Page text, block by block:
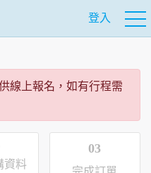
登入
線上報名，如有行程需
資料
03